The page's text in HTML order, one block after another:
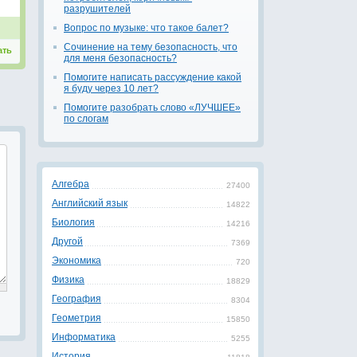
разрушителей
Вопрос по музыке: что такое балет?
Сочинение на тему безопасность, что
для меня безопасность?
Помогите написать рассуждение какой
я буду через 10 лет?
Помогите разобрать слово «ЛУЧШЕЕ»
по слогам
27400
Алгебра
14822
Английский язык
14216
Биология
7369
Другой
720
Экономика
18829
Физика
8304
География
15850
Геометрия
5255
Информатика